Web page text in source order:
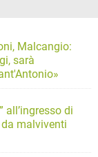
Malcangio:
sarà
all’ingresso di
malviventi